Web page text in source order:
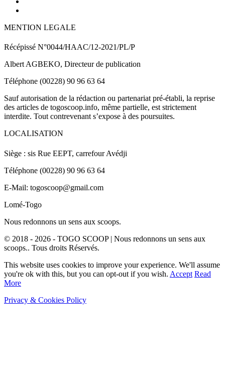
MENTION LEGALE
Récépissé N°0044/HAAC/12-2021/PL/P
Albert AGBEKO, Directeur de publication
Téléphone (00228) 90 96 63 64
Sauf autorisation de la rédaction ou partenariat pré-établi, la reprise
des articles de togoscoop.info, même partielle, est strictement
interdite. Tout contrevenant s’expose à des poursuites.
LOCALISATION
Siège : sis Rue EEPT, carrefour Avédji
Téléphone (00228) 90 96 63 64
E-Mail: togoscoop@gmail.com
Lomé-Togo
Nous redonnons un sens aux scoops.
© 2018 - 2026 - TOGO SCOOP | Nous redonnons un sens aux
scoops.. Tous droits Réservés.
This website uses cookies to improve your experience. We'll assume
you're ok with this, but you can opt-out if you wish. Accept Read
More
Privacy & Cookies Policy